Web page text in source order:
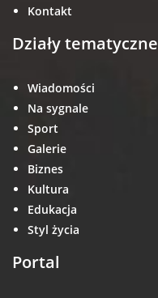
Kontakt
Działy tematyczne
Wiadomości
Na sygnale
Sport
Galerie
Biznes
Kultura
Edukacja
Styl życia
Portal